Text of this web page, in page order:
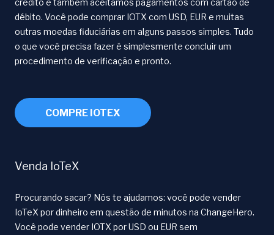
crédito e também aceitamos pagamentos com cartão de
débito. Você pode comprar IOTX com USD, EUR e muitas
outras moedas fiduciárias em alguns passos simples. Tudo
o que você precisa fazer é simplesmente concluir um
procedimento de verificação e pronto.
COMPRE IOTEX
Venda IoTeX
Procurando sacar? Nós te ajudamos: você pode vender
IoTeX por dinheiro em questão de minutos na ChangeHero.
Você pode vender IOTX por USD ou EUR sem